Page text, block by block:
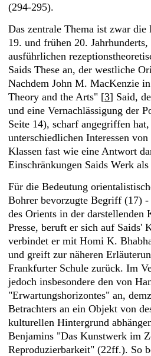
(294-295).
Das zentrale Thema ist zwar die
19. und frühen 20.
ausführlichen
Saids These an, der westliche
Nachdem John M. MacKenzie
Theory and the Arts" [3] Said,
und eine Vernachlässigung der
Seite 14), scharf angegriffen
unterschiedlichen Interessen
Klassen fast wie eine Antwort
Einschränkungen Saids Werk
Für die Bedeutung
Bohrer bevorzugte Begriff (17)
des Orients in der darstellenden
Presse, beruft er sich auf
verbindet er mit Homi K.
und greift zur näheren
Frankfurter Schule zurück. Im
jedoch insbesondere den von
"Erwartungshorizontes" an,
Betrachters an ein Objekt von
kulturellen Hintergrund
Benjamins "Das Kunstwerk im
Reproduzierbarkeit" (22ff.). So